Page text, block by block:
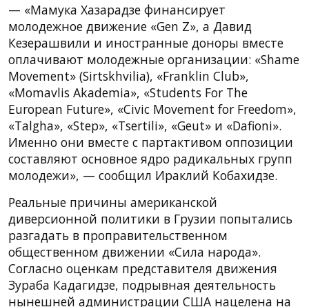
— «Мамука Хазарадзе финансирует
молодежное движение «Gen Z», а Давид
Кезерашвили и иностранные доноры вместе
оплачивают молодежные организации: «Shame
Movement» (Sirtskhvilia), «Franklin Club»,
«Momavlis Akademia», «Students For The
European Future», «Civic Movement for Freedom»,
«Talgha», «Step», «Tsertili», «Geut» и «Dafioni».
Именно они вместе с партактивом оппозиции
составляют основное ядро ​​радикальных групп
молодежи», — сообщил Ираклий Кобахидзе.
Реальные причины американской
диверсионной политики в Грузии попытались
разгадать в проправительственном
общественном движении «Сила народа».
Согласно оценкам представителя движения
Зураба Кадагидзе, подрывная деятельность
нынешней администрации США нацелена на